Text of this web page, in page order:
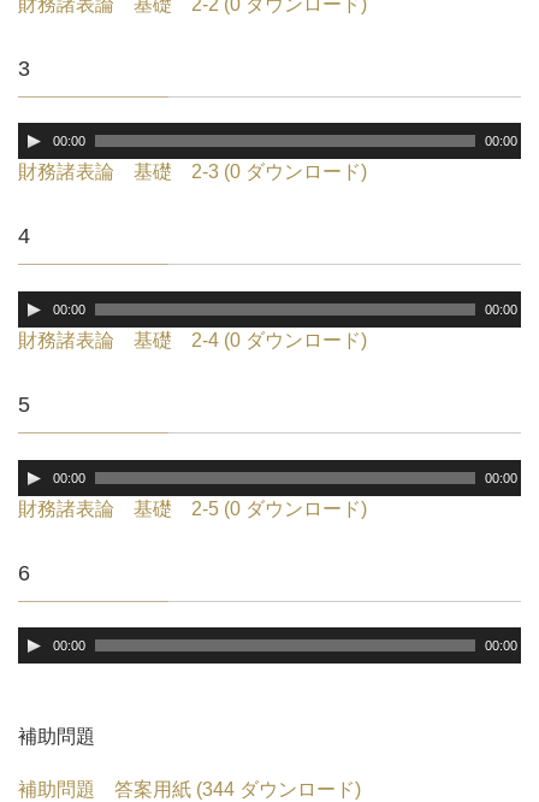
ー
ヤ
ー
3
音
声
ー
ヤ
ー
00:00 00:00
財務諸表論 基礎 2-3 (0 ダウンロード)
4
音
声
ー
ヤ
ー
00:00 00:00
財務諸表論 基礎 2-4 (0 ダウンロード)
5
音
声
ー
ヤ
ー
00:00 00:00
財務諸表論 基礎 2-5 (0 ダウンロード)
6
音
声
ー
00:00 00:00
補助問題
補助問題 答案用紙 (344 ダウンロード)